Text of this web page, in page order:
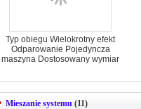
Typ obiegu Wielokrotny efekt
Odparowanie Pojedyncza
maszyna Dostosowany wymiar
Mieszanie systemu (11)